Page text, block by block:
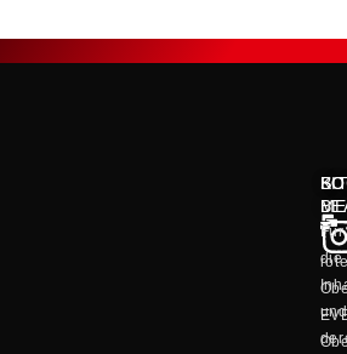
Für
die
und